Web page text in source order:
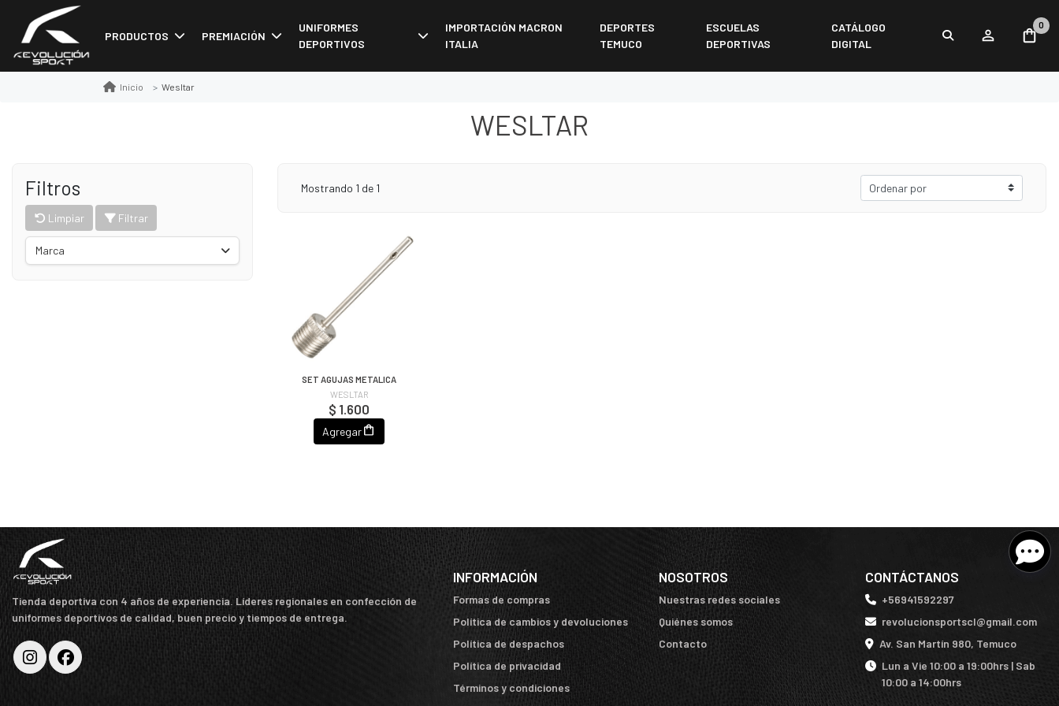
PRODUCTOS PREMIACIÓN
UNIFORMES
DEPORTIVOS
IMPORTACIÓN MACRON
ITALIA
DEPORTES
TEMUCO
ESCUELAS
DEPORTIVAS
CATÁLOGO
DIGITAL
0
Inicio Wesltar
WESLTAR
Filtros
Limpiar Filtrar
Marca
Mostrando 1 de 1
SET AGUJAS METALICA
WESLTAR
$ 1.600
Agregar
Tienda deportiva con 4 años de experiencia. Líderes regionales en confección de
uniformes deportivos de calidad, buen precio y tiempos de entrega.
INFORMACIÓN
Formas de compras
Política de cambios y devoluciones
Política de despachos
Política de privacidad
Términos y condiciones
NOSOTROS
Nuestras redes sociales
Quiénes somos
Contacto
CONTÁCTANOS
+56941592297
revolucionsportscl@gmail.com
Av. San Martín 980, Temuco
Lun a Vie 10:00 a 19:00hrs | Sab
10:00 a 14:00hrs